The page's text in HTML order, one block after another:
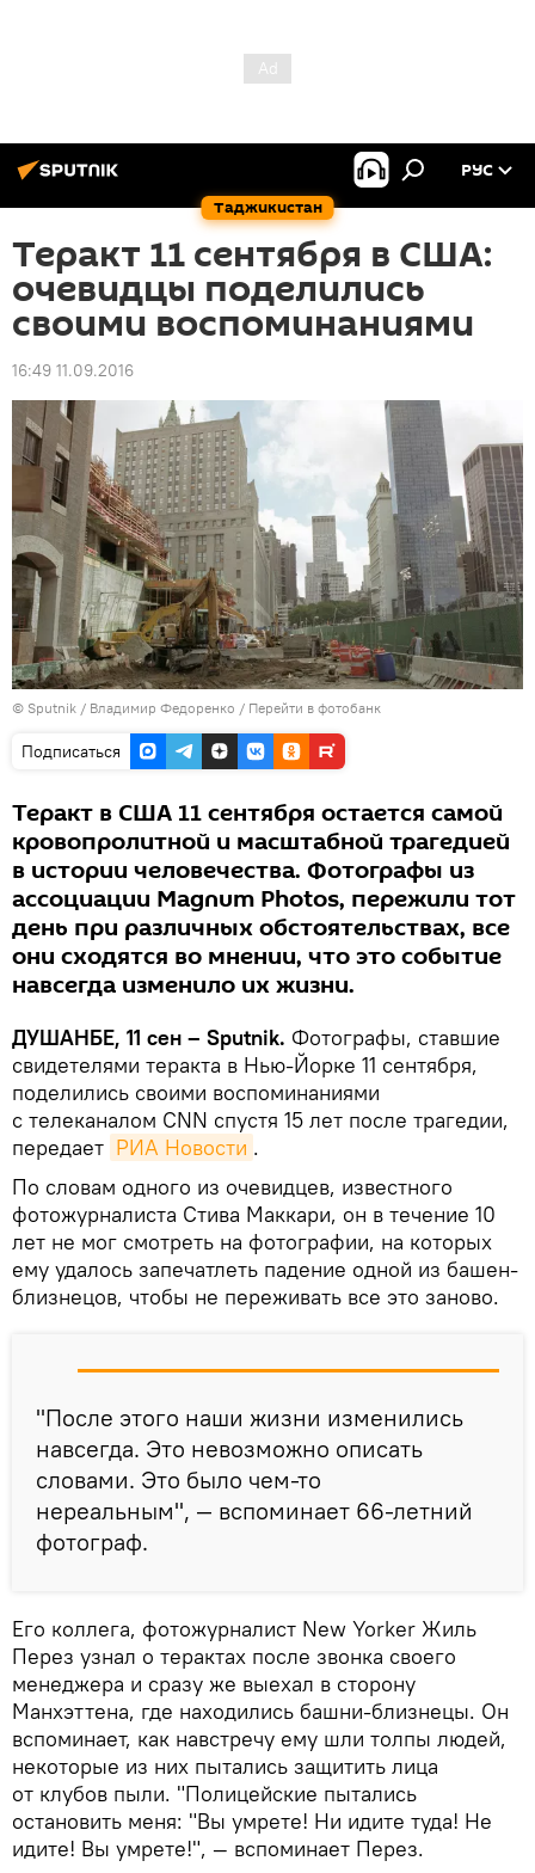
Таджикистан
РУС
Теракт 11 сентября в США:
очевидцы поделились
своими воспоминаниями
16:49 11.09.2016
© Sputnik / Владимир Федоренко / Перейти в фотобанк
Подписаться
Теракт в США 11 сентября остается самой
кровопролитной и масштабной трагедией
в истории человечества. Фотографы из
ассоциации Magnum Photos, пережили тот
день при различных обстоятельствах, все
они сходятся во мнении, что это событие
навсегда изменило их жизни.
ДУШАНБЕ, 11 сен – Sputnik. Фотографы, ставшие
свидетелями теракта в Нью-Йорке 11 сентября,
поделились своими воспоминаниями
с телеканалом CNN спустя 15 лет после трагедии,
передает РИА Новости .
По словам одного из очевидцев, известного
фотожурналиста Стива Маккари, он в течение 10
лет не мог смотреть на фотографии, на которых
ему удалось запечатлеть падение одной из башен-
близнецов, чтобы не переживать все это заново.
"После этого наши жизни изменились
навсегда. Это невозможно описать
словами. Это было чем-то
нереальным", — вспоминает 66-летний
фотограф.
Его коллега, фотожурналист New Yorker Жиль
Перез узнал о терактах после звонка своего
менеджера и сразу же выехал в сторону
Манхэттена, где находились башни-близнецы. Он
вспоминает, как навстречу ему шли толпы людей,
некоторые из них пытались защитить лица
от клубов пыли. "Полицейские пытались
остановить меня: "Вы умрете! Ни идите туда! Не
идите! Вы умрете!", — вспоминает Перез.